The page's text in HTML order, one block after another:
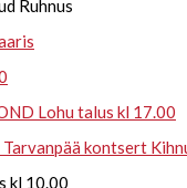
Ruhnus
Lohu talus kl 17.00
kontsert
kl 10.00